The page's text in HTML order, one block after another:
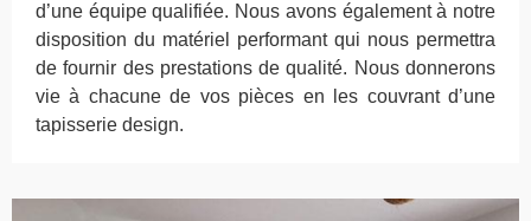
d’une équipe qualifiée. Nous avons également à notre
disposition du matériel performant qui nous permettra
de fournir des prestations de qualité. Nous donnerons
vie à chacune de vos pièces en les couvrant d’une
tapisserie design.